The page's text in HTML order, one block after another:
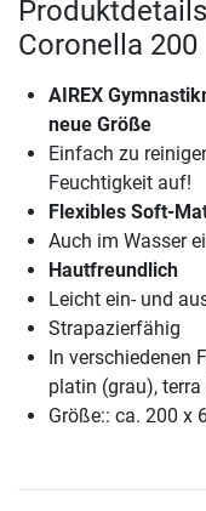
Coronella 200
AIREX
neue Größe
Einfach zu
Feuchtigkeit auf!
Flexibles Soft-
Auch im Wasser
Hautfreundlich
Leicht ein- und
Strapazierfähig
In verschiedenen
platin (grau),
Größe:: ca. 200 x